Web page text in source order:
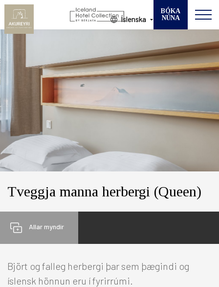
HÓTEL
Íslenska
BÓKA
NÚNA
KOMUDAGUR
BROTTFÖR GESTIR
HERBERGI
Tveggja manna herbergi (Queen)
Allar myndir
Björt og falleg herbergi þar sem þægindi og
íslensk hönnun eru í fyrirrúmi.